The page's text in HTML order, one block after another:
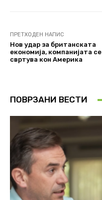
ПРЕТХОДЕН НАПИС
Нов удар за британската
економија, компанијата се
свртува кон Америка
ПОВРЗАНИ ВЕСТИ